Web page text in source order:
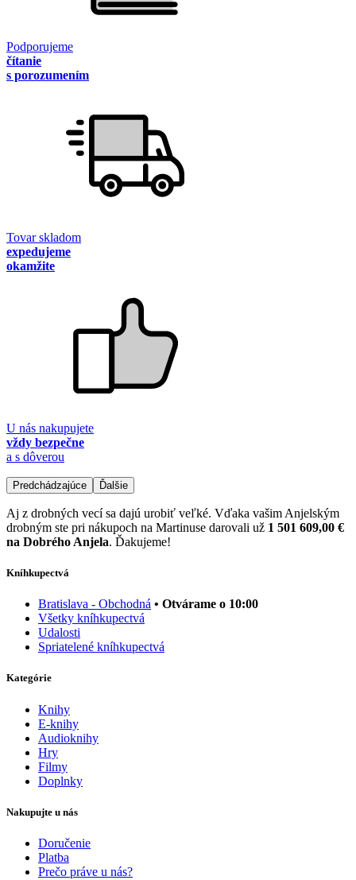
Podporujeme
čítanie
s porozumením
Tovar skladom
expedujeme
okamžite
U nás nakupujete
vždy bezpečne
a s dôverou
Predchádzajúce Ďalšie
Aj z drobných vecí sa dajú urobiť veľké. Vďaka vašim Anjelským
drobným ste pri nákupoch na Martinuse darovali už 1 501 609,00 €
na Dobrého Anjela. Ďakujeme!
Kníhkupectvá
Bratislava - Obchodná • Otvárame o 10:00
Všetky kníhkupectvá
Udalosti
Spriatelené kníhkupectvá
Kategórie
Knihy
E-knihy
Audioknihy
Hry
Filmy
Doplnky
Nakupujte u nás
Doručenie
Platba
Prečo práve u nás?